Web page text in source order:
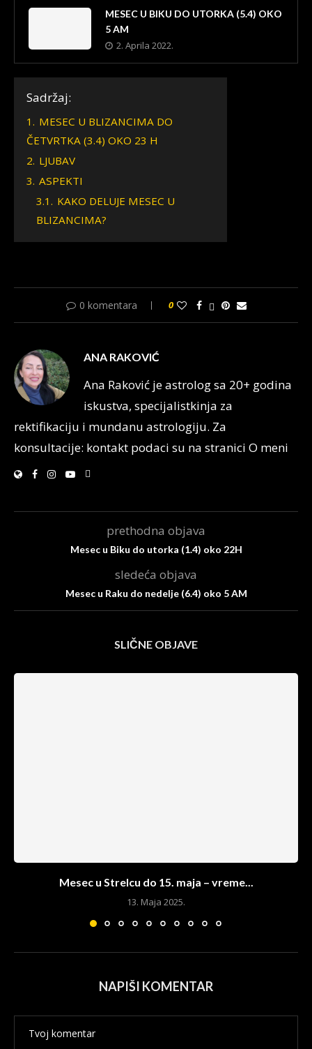
MESEC U BIKU DO UTORKA (5.4) OKO
5 AM
2. Aprila 2022.
Sadržaj:
1. MESEC U BLIZANCIMA DO
ČETVRTKA (3.4) OKO 23 H
2. LJUBAV
3. ASPEKTI
3.1. KAKO DELUJE MESEC U
BLIZANCIMA?
0 komentara 0
ANA RAKOVIĆ
Ana Raković je astrolog sa 20+ godina
iskustva, specijalistkinja za
rektifikaciju i mundanu astrologiju. Za
konsultacije: kontakt podaci su na stranici O meni
prethodna objava
Mesec u Biku do utorka (1.4) oko 22H
sledeća objava
Mesec u Raku do nedelje (6.4) oko 5 AM
SLIČNE OBJAVE
Mesec u Strelcu do 15. maja – vreme...
13. Maja 2025.
NAPIŠI KOMENTAR